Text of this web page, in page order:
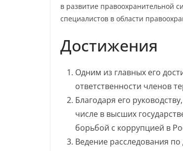
в развитие правоохранительной
специалистов в области
Достижения
Одним из главных его
ответственности членов
Благодаря его
числе в высших
борьбой с коррупцией в
Ведение расследования